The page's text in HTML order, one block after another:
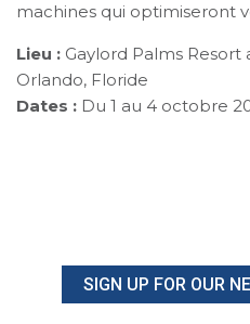
machines qui optimiseront
Lieu : Gaylord Palms
Orlando, Floride
Dates : Du 1 au 4 octobre
SIGN UP FOR OUR